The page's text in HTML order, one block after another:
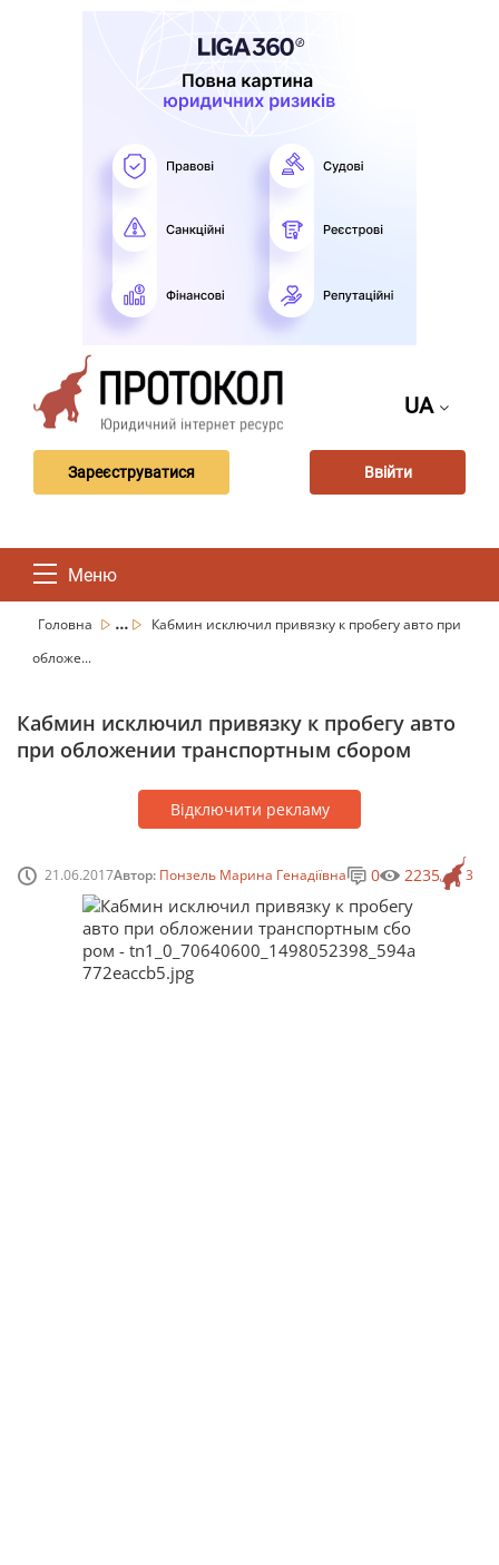
UA
Зареєструватися Ввійти
Меню
Головна ...
Кабмин исключил привязку к пробегу авто при
обложе...
Кабмин исключил привязку к пробегу авто
при обложении транспортным сбором
Відключити рекламу
21.06.2017Автор: Понзель Марина Генадіївна 3
0 2235